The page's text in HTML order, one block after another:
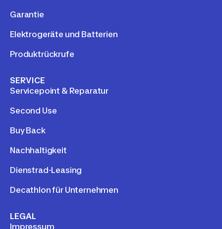
Garantie
Elektrogeräte und Batterien
Produktrückrufe
SERVICE
Servicepoint & Reparatur
Second Use
Buy Back
Nachhaltigkeit
Dienstrad-Leasing
Decathlon für Unternehmen
LEGAL
Impressum